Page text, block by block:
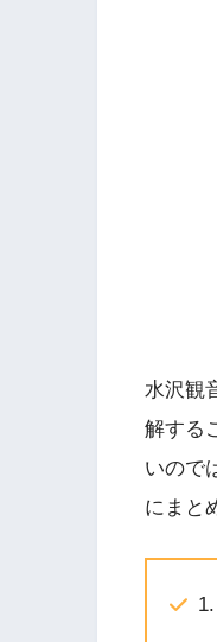
水沢観
解する
いので
にまと